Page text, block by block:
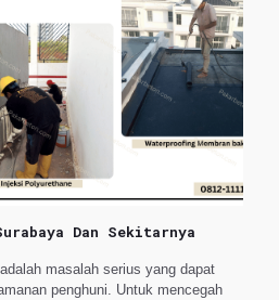
Dan Sekitarnya
masalah serius yang dapat
penghuni. Untuk mencegah